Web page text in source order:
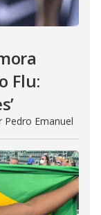
Flu:
Emanuel